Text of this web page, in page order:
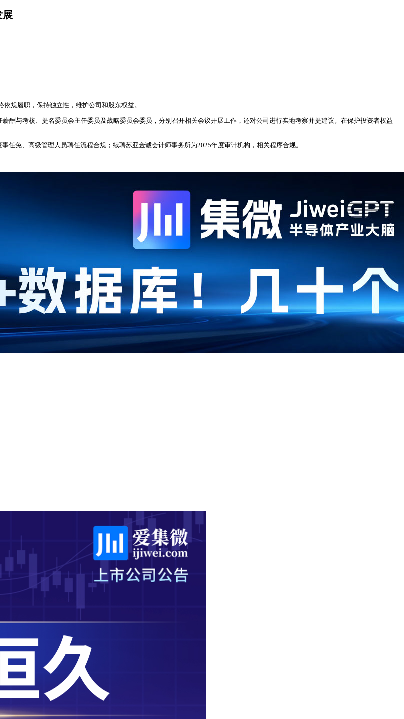
展
规履职，保持独立性，维护公司和股东权益。
酬与考核、提名委员会主任委员及战略委员会委员，分别召开相关会议开展工作，还对公司进行实地考察并提建议。在保护投资者权益
免、高级管理人员聘任流程合规；续聘苏亚金诚会计师事务所为2025年度审计机构，相关程序合规。